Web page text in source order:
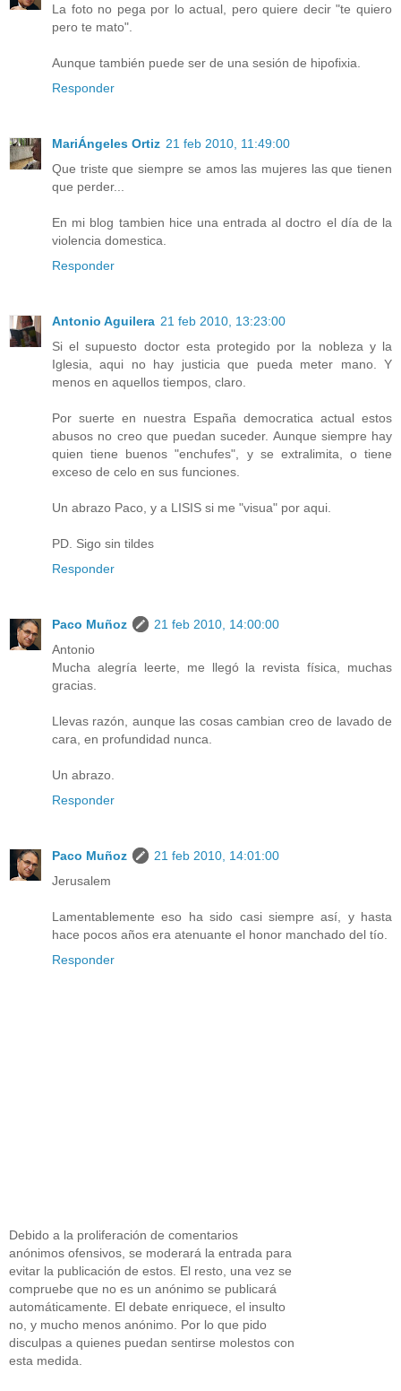
La foto no pega por lo actual, pero quiere decir "te quiero
pero te mato".
Aunque también puede ser de una sesión de hipofixia.
Responder
MariÁngeles Ortiz 21 feb 2010, 11:49:00
Que triste que siempre se amos las mujeres las que tienen
que perder...
En mi blog tambien hice una entrada al doctro el día de la
violencia domestica.
Responder
Antonio Aguilera 21 feb 2010, 13:23:00
Si el supuesto doctor esta protegido por la nobleza y la
Iglesia, aqui no hay justicia que pueda meter mano. Y
menos en aquellos tiempos, claro.
Por suerte en nuestra España democratica actual estos
abusos no creo que puedan suceder. Aunque siempre hay
quien tiene buenos "enchufes", y se extralimita, o tiene
exceso de celo en sus funciones.
Un abrazo Paco, y a LISIS si me "visua" por aqui.
PD. Sigo sin tildes
Responder
Paco Muñoz
21 feb 2010, 14:00:00
Antonio
Mucha alegría leerte, me llegó la revista física, muchas
gracias.
Llevas razón, aunque las cosas cambian creo de lavado de
cara, en profundidad nunca.
Un abrazo.
Responder
Paco Muñoz
21 feb 2010, 14:01:00
Jerusalem
Lamentablemente eso ha sido casi siempre así, y hasta
hace pocos años era atenuante el honor manchado del tío.
Responder
Debido a la proliferación de comentarios
anónimos ofensivos, se moderará la entrada para
evitar la publicación de estos. El resto, una vez se
compruebe que no es un anónimo se publicará
automáticamente. El debate enriquece, el insulto
no, y mucho menos anónimo. Por lo que pido
disculpas a quienes puedan sentirse molestos con
esta medida.